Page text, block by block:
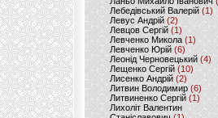
Лебедівський Валерій(1)
Левус Андрій(2)
Левцов Сергій (1)
Левченко Микола (1)
Левченко Юрій (6)
Леонід Черновецький (4)
Лещенко Сергій (10)
Лисенко Андрій (2)
Литвин Володимир (6)
Литвиненко Сергій (1)
Лихоліт Валентин